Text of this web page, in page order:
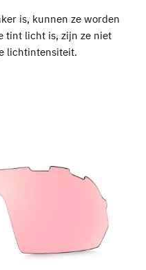
is, kunnen ze worden
tint licht is, zijn ze niet
lichtintensiteit.